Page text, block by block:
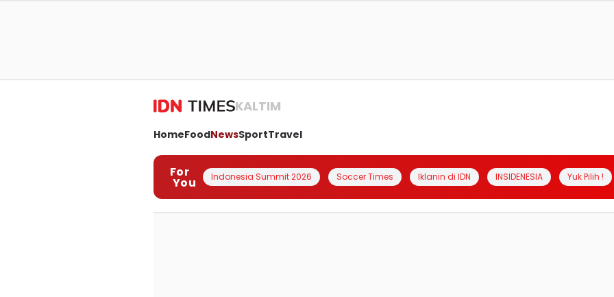
KALTIM
HomeFoodNewsSportTravel
For
You Indonesia Summit 2026 Soccer Times Iklanin di IDN INSIDENESIA Yuk Pilih !